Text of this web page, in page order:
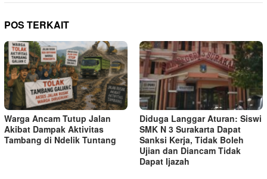
POS TERKAIT
Warga Ancam Tutup Jalan
Akibat Dampak Aktivitas
Tambang di Ndelik Tuntang
Diduga Langgar Aturan: Siswi
SMK N 3 Surakarta Dapat
Sanksi Kerja, Tidak Boleh
Ujian dan Diancam Tidak
Dapat Ijazah